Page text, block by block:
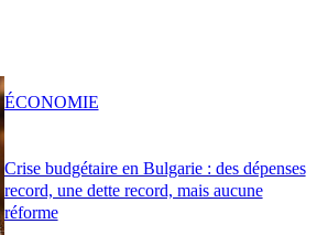
Crise budgétaire en Bulgarie : des dépenses
record, une dette record, mais aucune
réforme
ÉCONOMIE